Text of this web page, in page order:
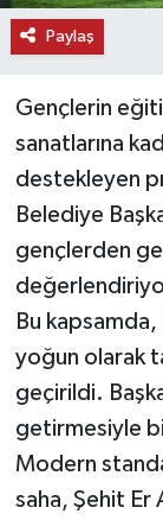
Paylaş
Gençlerin
sanatlarına
destekleyen
Belediye
gençlerden
Bu kapsamda,
yoğun olarak
geçirildi.
getirmesiyle
Modern
saha, Şehit Er
SPOR
TİCARET
YAŞAM